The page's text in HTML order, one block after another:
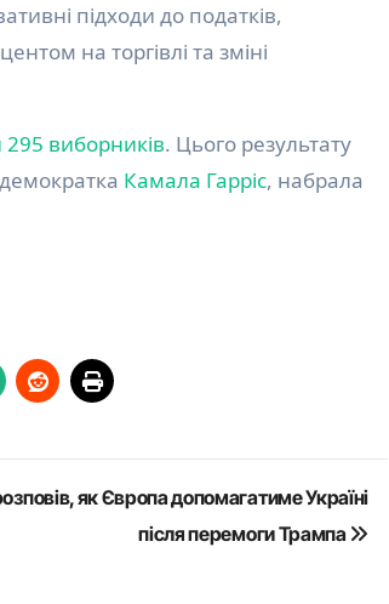
підходи до податків,
на торгівлі та зміні
виборників. Цього результату
Камала Гарріс, набрала
як Європа допомагатиме Україні
після перемоги Трампа